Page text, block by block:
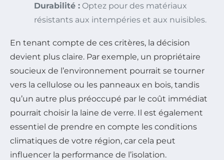
Durabilité : Optez pour des matériaux
résistants aux intempéries et aux nuisibles.
En tenant compte de ces critères, la décision
devient plus claire. Par exemple, un propriétaire
soucieux de l’environnement pourrait se tourner
vers la cellulose ou les panneaux en bois, tandis
qu’un autre plus préoccupé par le coût immédiat
pourrait choisir la laine de verre. Il est également
essentiel de prendre en compte les conditions
climatiques de votre région, car cela peut
influencer la performance de l’isolation.